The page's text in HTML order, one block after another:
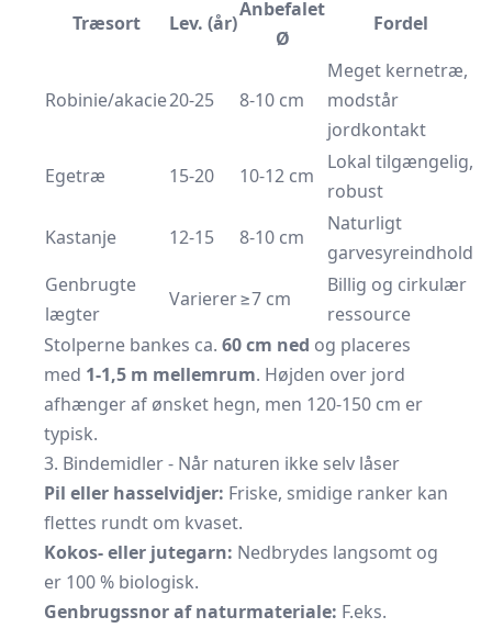
Træsort Lev. (år)
Anbefalet
Ø
Fordel
Robinie/akacie20-25 8-10 cm
Meget kernetræ,
modstår
jordkontakt
Egetræ
15-20 10-12 cm
Lokal tilgængelig,
robust
Kastanje
12-15 8-10 cm
Naturligt
garvesyreindhold
Genbrugte
lægter
Varierer≥7 cm
Billig og cirkulær
ressource
Stolperne bankes ca. 60 cm ned og placeres
med 1-1,5 m mellemrum. Højden over jord
afhænger af ønsket hegn, men 120-150 cm er
typisk.
3. Bindemidler - Når naturen ikke selv låser
Pil eller hasselvidjer: Friske, smidige ranker kan
flettes rundt om kvaset.
Kokos- eller jutegarn: Nedbrydes langsomt og
er 100 % biologisk.
Genbrugssnor af naturmateriale: F.eks.